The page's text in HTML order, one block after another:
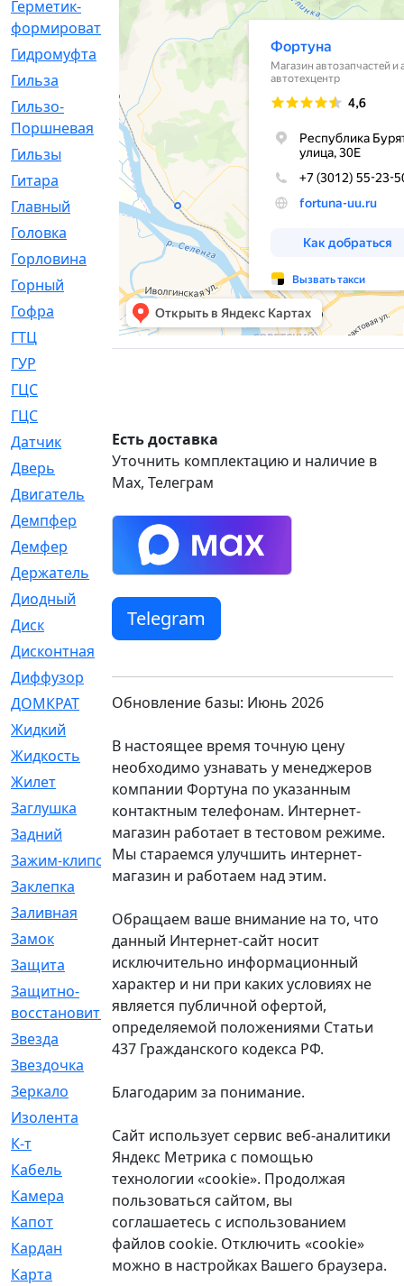
Герметик-
формирователь
[3]
Гидромуфта
[47]
Гильза
[56]
Гильзо-
Поршневая
[13]
Гильзы
[259]
Гитара
Главный
[29]
Головка
[28]
Горловина
[14]
Горный
[1]
Гофра
[86]
ГТЦ
[96]
ГУР
ГЦC
ГЦС
Датчик
[969]
Дверь
[249]
Двигатель
[64]
Демпфер
[2]
Демфер
[1]
Держатель
[5]
Диодный
[3]
Диск
[418]
Дисконтная
Диффузор
[1]
ДОМКРАТ
[1]
Жидкий
Жидкость
[80]
Жилет
[1]
Заглушка
[21]
Задний
[528]
Зажим-клипса
[1]
Заклепка
[1]
Заливная
[4]
Замок
[12]
Защита
[79]
Защитно-
восстановительный
[4]
Звезда
[1]
Звездочка
Зеркало
[369]
Изолента
К-т
[13]
Кабель
Камера
[4]
Капот
[144]
Кардан
[131]
Карта
[2]
Есть доставка
Уточнить комплектацию и наличие в
Max, Телеграм
Telegram
Обновление базы: Июнь 2026
В настоящее время точную цену
необходимо узнавать у менеджеров
компании Фортуна по указанным
контактным телефонам. Интернет-
магазин работает в тестовом режиме.
Мы стараемся улучшить интернет-
магазин и работаем над этим.
Обращаем ваше внимание на то, что
данный Интернет-сайт носит
исключительно информационный
характер и ни при каких условиях не
является публичной офертой,
определяемой положениями Статьи
437 Гражданского кодекса РФ.
Благодарим за понимание.
Сайт использует сервис веб-аналитики
Яндекс Метрика с помощью
технологии «cookie». Продолжая
пользоваться сайтом, вы
соглашаетесь с использованием
файлов cookie. Отключить «cookie»
можно в настройках Вашего браузера.